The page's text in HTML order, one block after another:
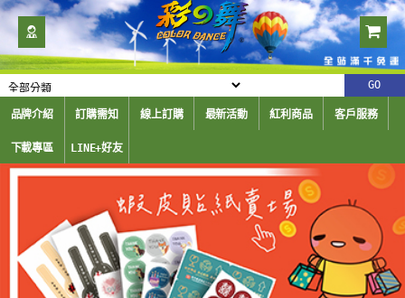
品牌介紹 訂購需知 線上訂購 最新活動 紅利商品 客戶服務
下載專區 LINE+好友